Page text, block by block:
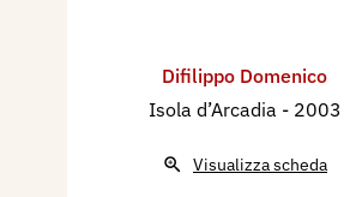
Difilippo Domenico
Isola d’Arcadia - 2003
Visualizza scheda